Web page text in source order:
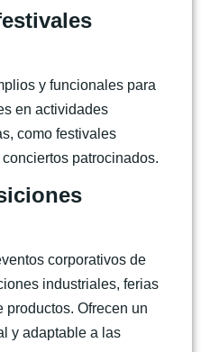
y funcionales para
en actividades
como festivales
patrocinados.
corporativos de
industriales, ferias
productos. Ofrecen un
y adaptable a las